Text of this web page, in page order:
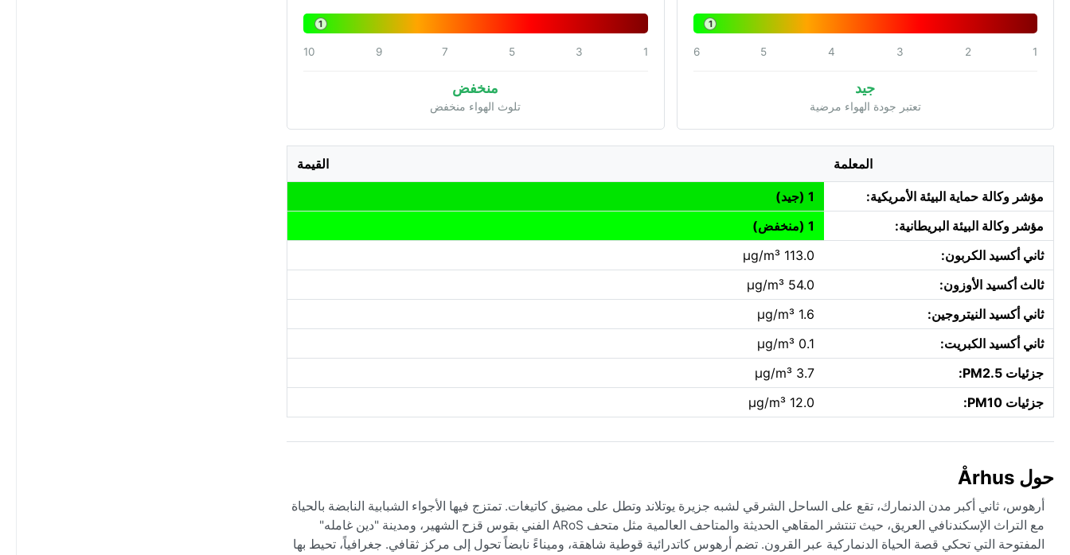
1
1
2
3
4
5
6
جيد
تعتبر جودة الهواء مرضية
1
1
3
5
7
9
10
منخفض
تلوث الهواء منخفض
المعلمة القيمة
مؤشر وكالة حماية البيئة الأمريكية:
1 (جيد)
مؤشر وكالة البيئة البريطانية:
1 (منخفض)
ثاني أكسيد الكربون:
113.0 µg/m³
ثالث أكسيد الأوزون:
54.0 µg/m³
ثاني أكسيد النيتروجين:
1.6 µg/m³
ثاني أكسيد الكبريت:
0.1 µg/m³
جزئيات PM2.5:
3.7 µg/m³
جزئيات PM10:
12.0 µg/m³
حول Århus
أرهوس، ثاني أكبر مدن الدنمارك، تقع على الساحل الشرقي لشبه جزيرة يوتلاند وتطل على مضيق كاتيغات. تمتزج فيها الأجواء الشبابية النابضة بالحياة
مع التراث الإسكندنافي العريق، حيث تنتشر المقاهي الحديثة والمتاحف العالمية مثل متحف ARoS الفني بقوس قزح الشهير، ومدينة "دين غامله"
المفتوحة التي تحكي قصة الحياة الدنماركية عبر القرون. تضم أرهوس كاتدرائية قوطية شاهقة، وميناءً نابضاً تحول إلى مركز ثقافي. جغرافياً، تحيط بها